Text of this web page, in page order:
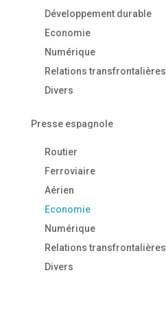
Développement durable
Economie
Numérique
Relations transfrontalières
Divers
Presse espagnole
Routier
Ferroviaire
Aérien
Economie
Numérique
Relations transfrontalières
Divers